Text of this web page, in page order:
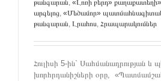
թանգարան, «Լոռի բերդ»
արգելոց, «Մեծամոր»
թանգարան, Լրահոս, Հրապարակումներ
Հուլիսի 5-ին` Սահմանադրության և
խորհրդանիշների օրը,